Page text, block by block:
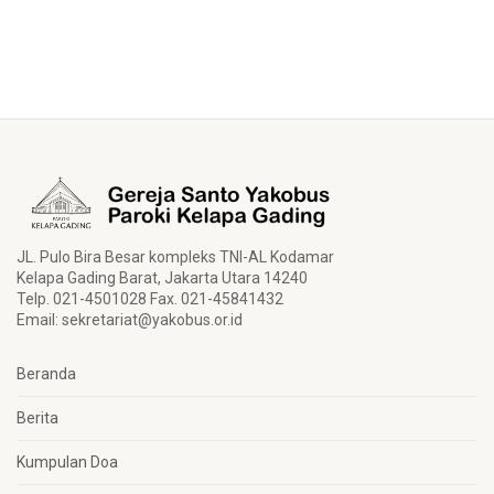
JL. Pulo Bira Besar kompleks TNI-AL Kodamar
Kelapa Gading Barat, Jakarta Utara 14240
Telp. 021-4501028 Fax. 021-45841432
Email: sekretariat@yakobus.or.id
Beranda
Berita
Kumpulan Doa